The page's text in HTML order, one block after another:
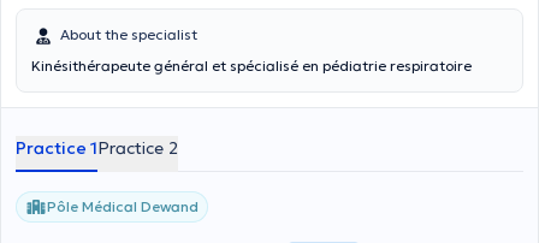
About the specialist
Kinésithérapeute général et spécialisé en pédiatrie respiratoire
Practice 1Practice 2
Pôle Médical Dewand